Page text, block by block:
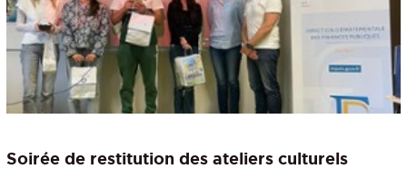
Soirée de restitution des ateliers culturels